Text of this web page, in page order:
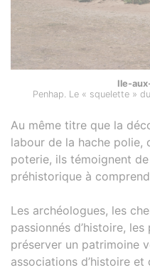
Ile-
Penhap. Le « squelette »
Au même titre que la
labour de la hache polie,
poterie, ils témoignent
préhistorique à
Les archéologues, les
passionnés d’histoire,
préserver un patrimoine
associations d’histoire et